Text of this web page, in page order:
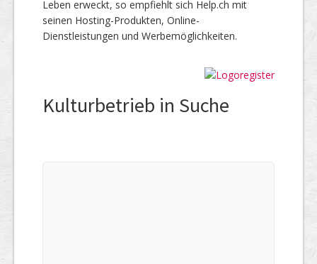
Leben erweckt, so empfiehlt sich Help.ch mit
seinen Hosting-Produkten, Online-
Dienstleistungen und Werbemöglichkeiten.
Kulturbetrieb in Suche